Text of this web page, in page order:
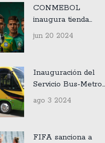
CONMEBOL
inaugura tienda
oficial para la Copa
América 2024 en
jun 20 2024
Inauguración del
Servicio Bus-Metro
en San Pedro el 5
de Agosto
ago 3 2024
FIFA sanciona a